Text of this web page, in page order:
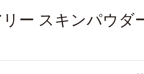
ー スキンパウダ